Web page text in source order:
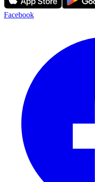
Facebook